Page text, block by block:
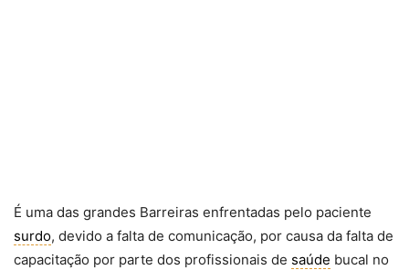
É uma das grandes Barreiras enfrentadas pelo paciente
surdo, devido a falta de comunicação, por causa da falta de
capacitação por parte dos profissionais de saúde bucal no